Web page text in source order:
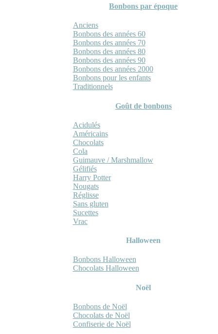
Bonbons par époque
Anciens
Bonbons des années 60
Bonbons des années 70
Bonbons des années 80
Bonbons des années 90
Bonbons des années 2000
Bonbons pour les enfants
Traditionnels
Goût de bonbons
Acidulés
Américains
Chocolats
Cola
Guimauve / Marshmallow
Gélifiés
Harry Potter
Nougats
Réglisse
Sans gluten
Sucettes
Vrac
Halloween
Bonbons Halloween
Chocolats Halloween
Noël
Bonbons de Noël
Chocolats de Noël
Confiserie de Noël